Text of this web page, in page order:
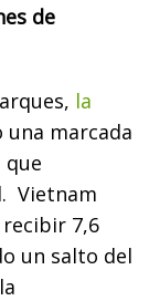
de
la
una marcada
que
Vietnam
7,6
un salto del